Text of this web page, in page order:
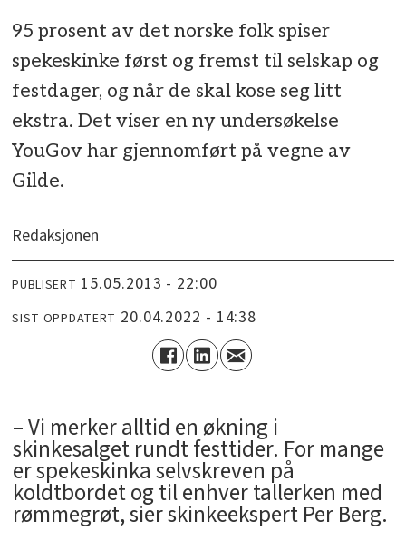
95 prosent av det norske folk spiser
spekeskinke først og fremst til selskap og
festdager, og når de skal kose seg litt
ekstra. Det viser en ny undersøkelse
YouGov har gjennomført på vegne av
Gilde.
Redaksjonen
PUBLISERT 15.05.2013 - 22:00
SIST OPPDATERT 20.04.2022 - 14:38
– Vi merker alltid en økning i
skinkesalget rundt festtider. For mange
er spekeskinka selvskreven på
koldtbordet og til enhver tallerken med
rømmegrøt, sier skinkeekspert Per Berg.